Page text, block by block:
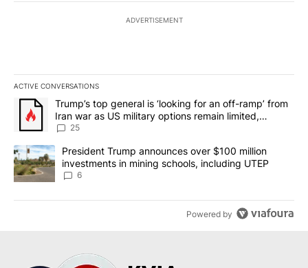
ADVERTISEMENT
ACTIVE CONVERSATIONS
The following is a list of the most commented articles in the last
A trending article titled "Trump’s top general is ‘looking for an
Trump’s top general is ‘looking for an off-ramp’ from
Iran war as US military options remain limited,
sources say
25
A trending article titled "President Trump announces over $100
President Trump announces over $100 million
investments in mining schools, including UTEP
6
Powered by